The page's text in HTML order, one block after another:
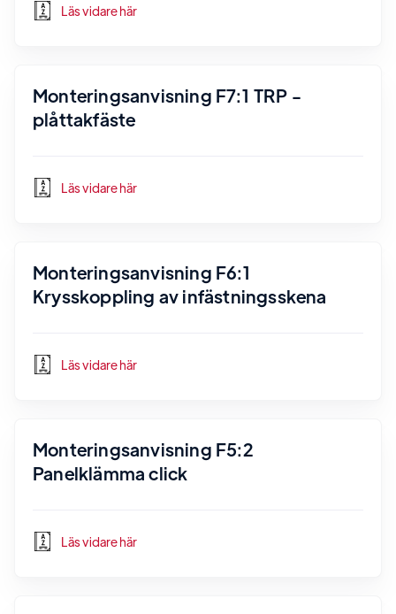
Läs vidare här
Monteringsanvisning F7:1 TRP -
plåttakfäste
Läs vidare här
Monteringsanvisning F6:1
Krysskoppling av infästningsskena
Läs vidare här
Monteringsanvisning F5:2
Panelklämma click
Läs vidare här